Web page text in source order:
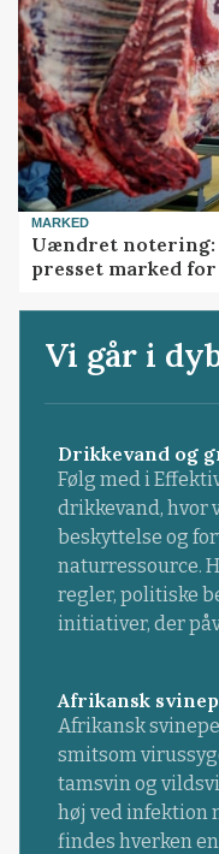
MARKED
Uændret notering:
presset marked for
Vi går i
Drikkevand og
Følg med i
drikkevand, hvor
beskyttelse og
naturressource.
regler, politiske
initiativer, der
Afrikansk
Afrikansk
smitsom
tamsvin og
høj ved infektion
findes hverken